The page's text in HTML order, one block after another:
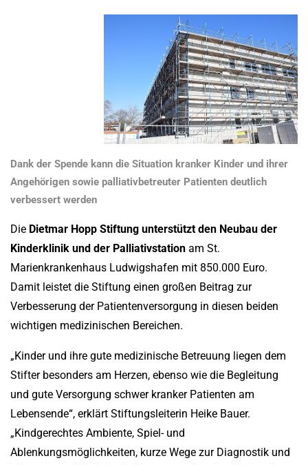
Dank der Spende kann die Situation kranker Kinder und ihrer
Angehörigen sowie palliativbetreuter Patienten deutlich
verbessert werden
Die Dietmar Hopp Stiftung unterstützt den Neubau der
Kinderklinik und der Palliativstation am St.
Marienkrankenhaus Ludwigshafen mit 850.000 Euro.
Damit leistet die Stiftung einen großen Beitrag zur
Verbesserung der Patientenversorgung in diesen beiden
wichtigen medizinischen Bereichen.
„Kinder und ihre gute medizinische Betreuung liegen dem
Stifter besonders am Herzen, ebenso wie die Begleitung
und gute Versorgung schwer kranker Patienten am
Lebensende“, erklärt Stiftungsleiterin Heike Bauer.
„Kindgerechtes Ambiente, Spiel- und
Ablenkungsmöglichkeiten, kurze Wege zur Diagnostik und